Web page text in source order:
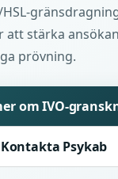
att stärka
prövning.
om IVO-
Kontakta Psykab